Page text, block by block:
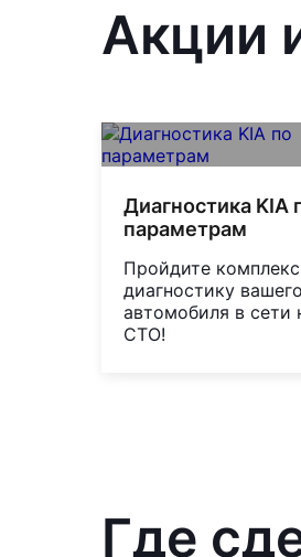
Акции
Диагностика KIA
параметрам
Пройдите
диагностику вашего
автомобиля в сети
СТО!
Где